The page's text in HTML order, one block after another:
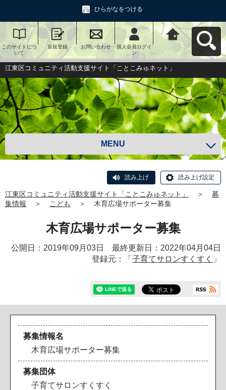
ひらがなをつける
このサイトにつ
いて
新規登録 お問い合わせ
個人会員ログイ
ン
江東区コミュニ
ティ活動支援サ
イト「ことこみ
ゅネット」へ戻
る
江東区コミュニティ活動支援サイト「ことこみゅネット」
MENU
読み上げ 読み上げ設定
江東区コミュニティ活動支援サイト「ことこみゅネット」 ＞
募
集情報
＞ こども ＞ 木育広場サポーター募集
木育広場サポーター募集
公開日：2019年09月03日 最終更新日：2022年04月04日
登録元：「 子育てサロンすくすく 」
募集情報名
木育広場サポーター募集
募集団体
子育てサ ロ ンす く す く